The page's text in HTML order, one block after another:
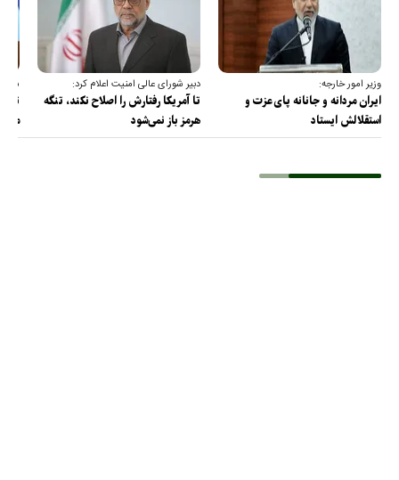
وزیر امور خارجه:
ایران مردانه و جانانه پای عزت و
استقلالش ایستاد
دبیر شورای عالی امنیت اعلام کرد:
تا آمریکا رفتارش را اصلاح نکند، تنگه
هرمز باز نمی‌شود